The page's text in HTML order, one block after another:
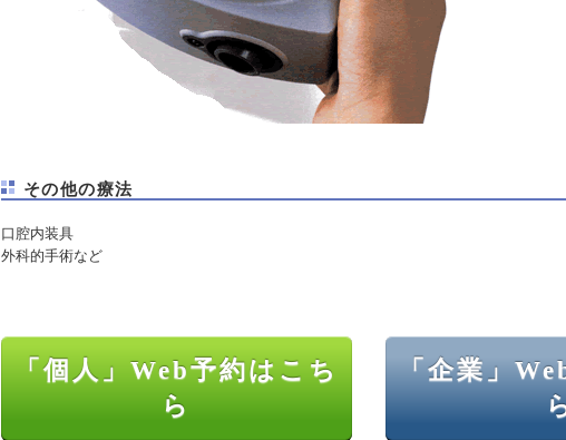
その他の療法
口腔内装具
外科的手術など
「個人」Web予約はこち
ら
「企業」